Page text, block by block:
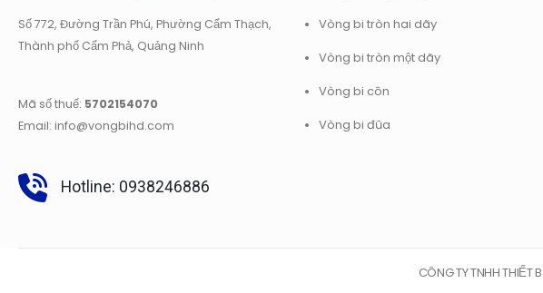
Số 772, Đường Trần Phú, Phường Cẩm Thạch,
Thành phố Cẩm Phả, Quảng Ninh
Mã số thuế: 5702154070
Email: info@vongbihd.com
Hotline: 0938246886
Vòng bi tròn hai dãy
Vòng bi tròn một dãy
Vòng bi côn
Vòng bi đũa
CÔNG TY TNHH